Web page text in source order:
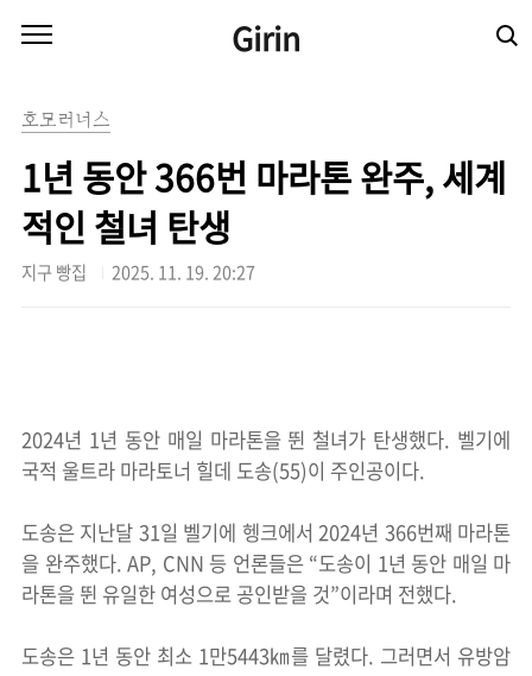
Girin
호모러너스
1년 동안 366번 마라톤 완주, 세계
적인 철녀 탄생
지구 빵집 2025. 11. 19. 20:27
2024년 1년 동안 매일 마라톤을 뛴 철녀가 탄생했다. 벨기에
국적 울트라 마라토너 힐데 도송(55)이 주인공이다.
도송은 지난달 31일 벨기에 헹크에서 2024년 366번째 마라톤
을 완주했다. AP, CNN 등 언론들은 “도송이 1년 동안 매일 마
라톤을 뛴 유일한 여성으로 공인받을 것”이라며 전했다.
도송은 1년 동안 최소 1만5443㎞를 달렸다. 그러면서 유방암